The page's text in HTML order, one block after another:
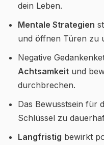
dein Leben.
Mentale Strategien
und öffnen Türen zu
Negative
Achtsamkeit und
durchbrechen.
Das Bewusstsein für
Schlüssel zu
Langfristig bewirkt